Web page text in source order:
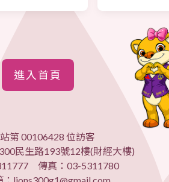
進入首頁
第 00106428 位訪客
民生路193號12樓(財經大樓)
傳真：03-5311780